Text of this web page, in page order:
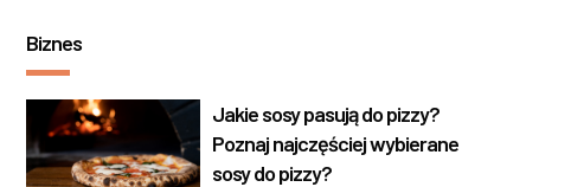
Biznes
Jakie sosy pasują do pizzy?
Poznaj najczęściej wybierane
sosy do pizzy?